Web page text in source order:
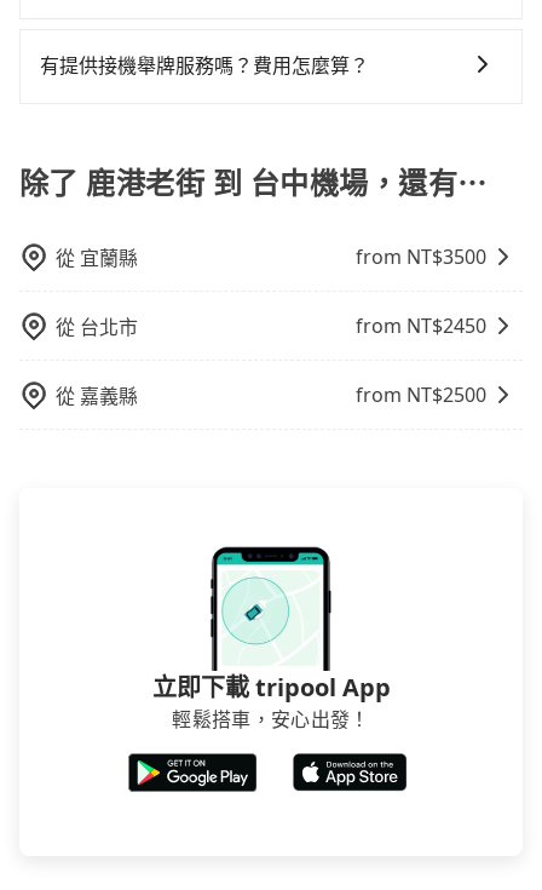
行。您可以在預定時選擇9人座車型，享受更舒適的乘車
有提供接機舉牌服務嗎？費用怎麼算？
成時段(22:00-06:59)，費用則為300元/人。
除了 鹿港老街 到 台中機場，還有⋯
從 宜蘭縣 from NT$3500
從 台北市 from NT$2450
從 嘉義縣 from NT$2500
立即下載 tripool App
輕鬆搭車，安心出發！